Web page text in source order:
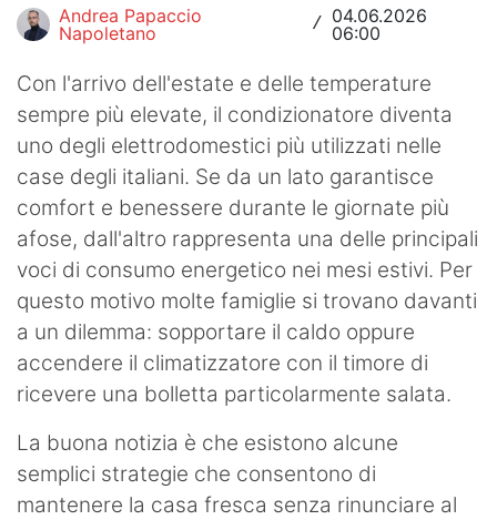
Turismo
Andrea Papaccio
Napoletano
/
04.06.2026
06:00
Con l'arrivo dell'estate e delle temperature
sempre più elevate, il condizionatore diventa
uno degli elettrodomestici più utilizzati nelle
case degli italiani. Se da un lato garantisce
comfort e benessere durante le giornate più
afose, dall'altro rappresenta una delle principali
voci di consumo energetico nei mesi estivi. Per
questo motivo molte famiglie si trovano davanti
a un dilemma: sopportare il caldo oppure
accendere il climatizzatore con il timore di
ricevere una bolletta particolarmente salata.
La buona notizia è che esistono alcune
semplici strategie che consentono di
mantenere la casa fresca senza rinunciare al